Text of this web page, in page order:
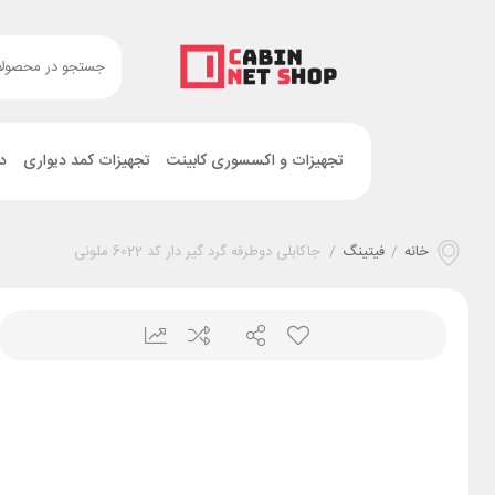
تجهیزات و اکسسوری کابینت تجهیزات کمد دیواری
خانه / فیتینگ / جاکابلی دوطرفه گرد گیر دار کد 6022 ملونی